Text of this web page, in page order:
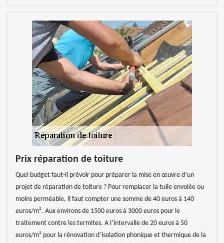
Prix réparation de toiture
Quel budget faut-il prévoir pour préparer la mise en œuvre d’un
projet de réparation de toiture ? Pour remplacer la tuile envolée ou
moins perméable, il faut compter une somme de 40 euros à 140
euros/m². Aux environs de 1500 euros à 3000 euros pour le
traitement contre les termites. A l’intervalle de 20 euros à 50
euros/m² pour la rénovation d’isolation phonique et thermique de la